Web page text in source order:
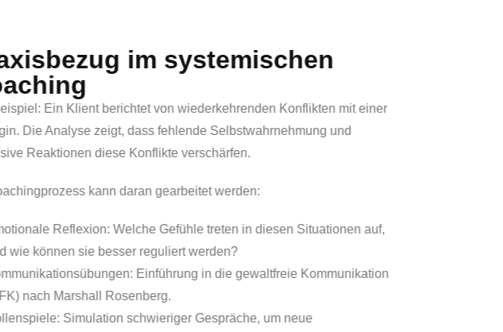
Praxisbezug im systemischen
Ein Beispiel: Ein Klient berichtet von wiederkehrenden Konflikten mit einer
Kollegin. Die Analyse zeigt, dass fehlende Selbstwahrnehmung und
impulsive Reaktionen diese Konflikte verschärfen.
Im Coachingprozess kann daran gearbeitet werden:
Emotionale Reflexion: Welche Gefühle treten in diesen Situationen auf,
und wie können sie besser reguliert werden?
Kommunikationsübungen: Einführung in die gewaltfreie Kommunikation
(GFK) nach Marshall Rosenberg.
Rollenspiele: Simulation schwieriger Gespräche, um neue